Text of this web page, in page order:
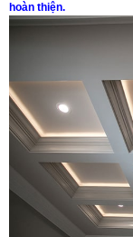
hoàn thiện.